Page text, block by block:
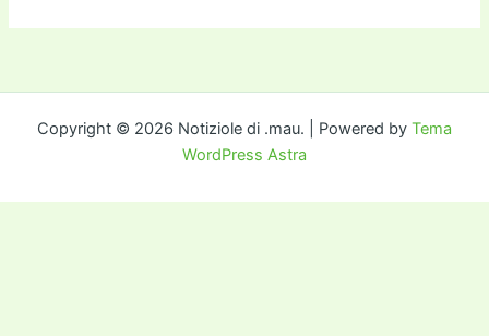
Copyright © 2026 Notiziole di .mau. | Powered by Tema
WordPress Astra